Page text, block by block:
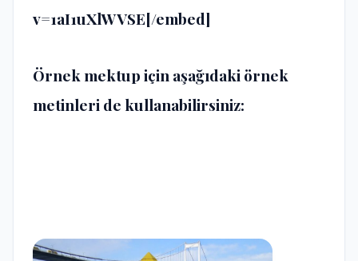
v=1aI1uXlWVSE[/embed]
Örnek mektup için aşağıdaki örnek
metinleri de kullanabilirsiniz: